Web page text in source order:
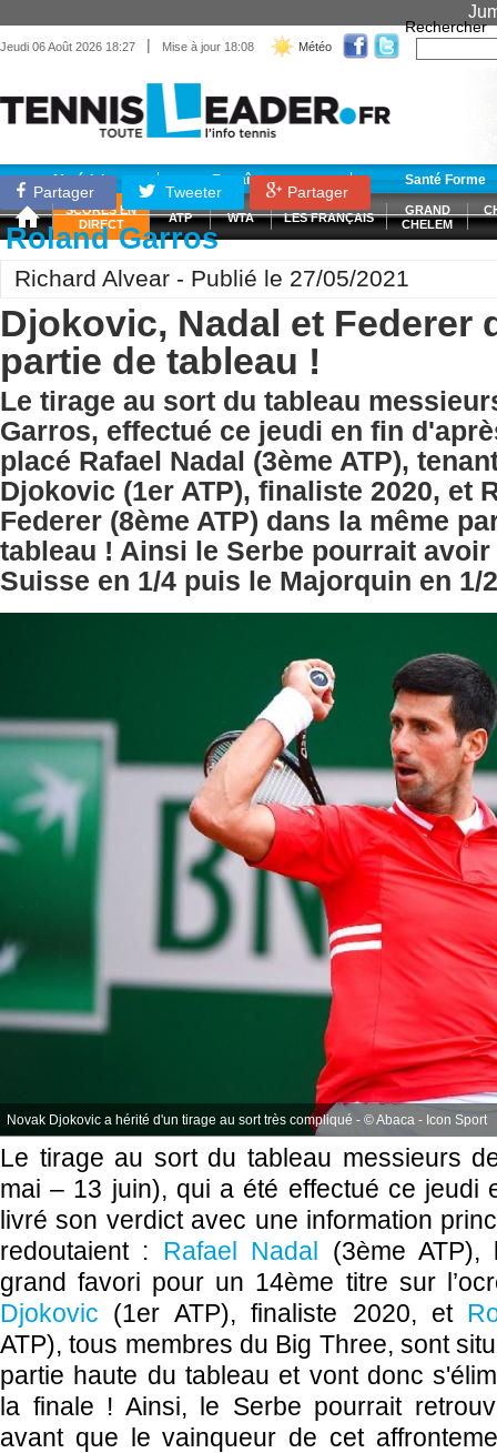
Jeudi 06 Août 2026 18:27 | Mise à jour 18:08 Météo
Rechercher
Matériel Entraînement Santé Forme
SCORES EN
DIRECT
ATP WTA LES FRANÇAIS
GRAND
CHELEM
Partager Tweeter Partager
Roland Garros
Richard Alvear - Publié le 27/05/2021
Djokovic, Nadal et Federer
partie de tableau !
Le tirage au sort du tableau
Garros, effectué ce jeudi en fin
placé Rafael Nadal (3ème ATP),
Djokovic (1er ATP), finaliste 2020, et
Federer (8ème ATP) dans la même
tableau ! Ainsi le Serbe pourrait
Suisse en 1/4 puis le Majorquin en 1/
Novak Djokovic a hérité d'un tirage au sort très compliqué - © Abaca - Icon Sport
Le tirage au sort du tableau messieurs
mai – 13 juin), qui a été effectué ce jeudi
livré son verdict avec une information
redoutaient : Rafael Nadal (3ème ATP),
grand favori pour un 14ème titre sur
Djokovic (1er ATP), finaliste 2020, et
ATP), tous membres du Big Three, sont
partie haute du tableau et vont donc
la finale ! Ainsi, le Serbe pourrait
avant que le vainqueur de cet